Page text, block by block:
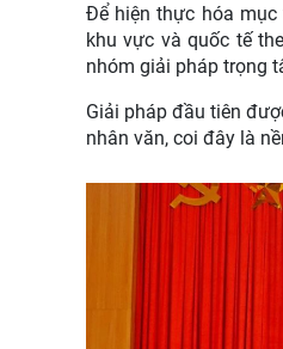
Để hiện thực hóa
khu vực và quốc tế
nhóm giải pháp trọng
Giải pháp đầu tiên
nhân văn, coi đây là